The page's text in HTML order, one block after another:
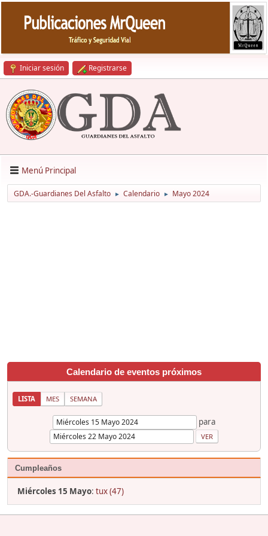
Iniciar sesión Registrarse
Menú Principal
GDA.-Guardianes Del Asfalto ► Calendario ► Mayo 2024
Calendario de eventos próximos
LISTA MES SEMANA
para
Cumpleaños
Miércoles 15 Mayo: tux (47)